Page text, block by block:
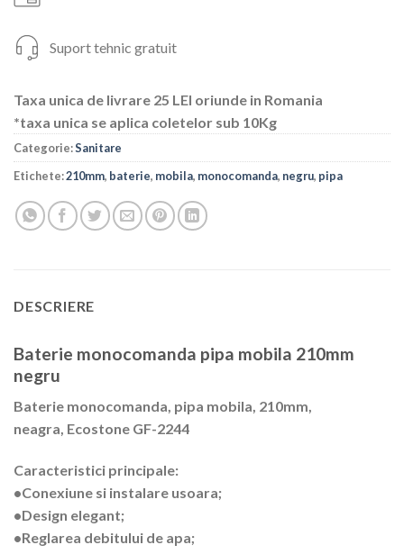
Suport tehnic gratuit
Taxa unica de livrare 25 LEI oriunde in Romania
*taxa unica se aplica coletelor sub 10Kg
Categorie:Sanitare
Etichete:210mm, baterie, mobila, monocomanda, negru, pipa
DESCRIERE
Baterie monocomanda pipa mobila 210mm
negru
Baterie monocomanda, pipa mobila, 210mm,
neagra, Ecostone GF-2244
Caracteristici principale:
•Conexiune si instalare usoara;
•Design elegant;
•Reglarea debitului de apa;